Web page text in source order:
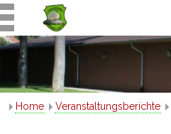
Home Veranstaltungsberichte